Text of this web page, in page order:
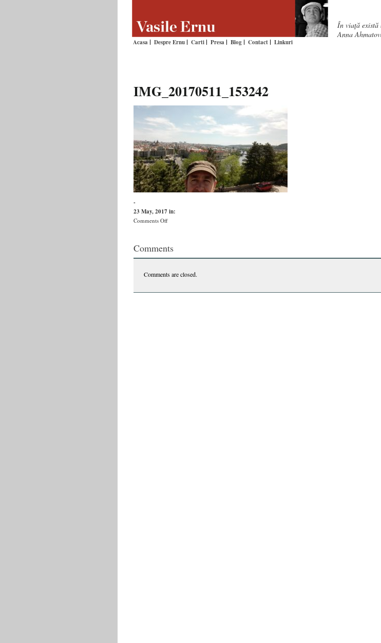
Acasa Despre Ernu Carti Presa Blog Contact Linkuri
În viaţă
Anna
IMG_20170511_153242
-
23 May, 2017 in:
Comments Offon
Comments
Comments are closed.